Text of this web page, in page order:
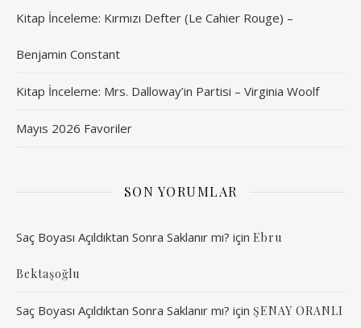
Kitap İnceleme: Kırmızı Defter (Le Cahier Rouge) –
Benjamin Constant
Kitap İnceleme: Mrs. Dalloway’in Partisi – Virginia Woolf
Mayıs 2026 Favoriler
SON YORUMLAR
Saç Boyası Açıldıktan Sonra Saklanır mı? için Ebru
Bektaşoğlu
Saç Boyası Açıldıktan Sonra Saklanır mı? için ŞENAY ORANLI